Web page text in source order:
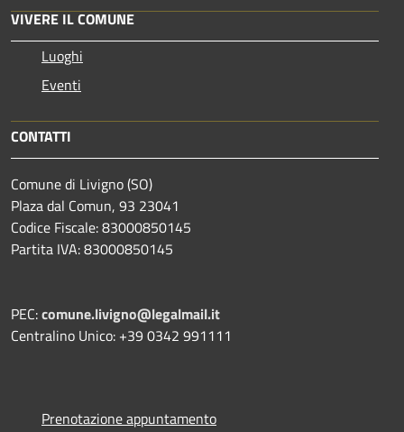
VIVERE IL COMUNE
Luoghi
Eventi
CONTATTI
Comune di Livigno (SO)
Plaza dal Comun, 93 23041
Codice Fiscale: 83000850145
Partita IVA: 83000850145
PEC:comune.livigno@legalmail.it
Centralino Unico: +39 0342 991111
Prenotazione appuntamento